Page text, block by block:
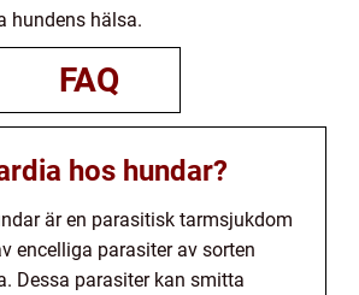
hundens hälsa.
FAQ
hos hundar?
är en parasitisk tarmsjukdom
encelliga parasiter av sorten
Dessa parasiter kan smitta